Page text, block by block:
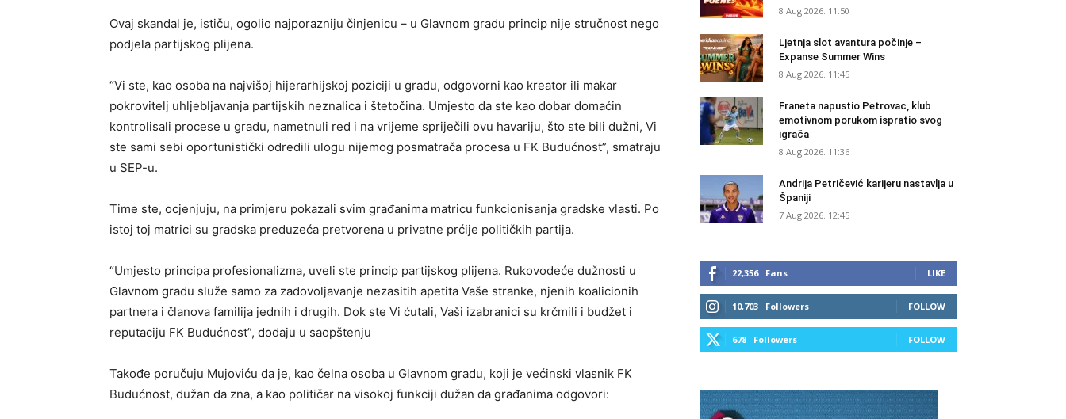
Ovaj skandal je, ističu, ogolio najporazniju činjenicu – u Glavnom gradu princip nije stručnost nego
podjela partijskog plijena.
“Vi ste, kao osoba na najvišoj hijerarhijskoj poziciji u gradu, odgovorni kao kreator ili makar
pokrovitelj uhljebljavanja partijskih neznalica i štetočina. Umjesto da ste kao dobar domaćin
kontrolisali procese u gradu, nametnuli red i na vrijeme spriječili ovu havariju, što ste bili dužni, Vi
ste sami sebi oportunistički odredili ulogu nijemog posmatrača procesa u FK Budućnost”, smatraju
u SEP-u.
Time ste, ocjenjuju, na primjeru pokazali svim građanima matricu funkcionisanja gradske vlasti. Po
istoj toj matrici su gradska preduzeća pretvorena u privatne prćije političkih partija.
“Umjesto principa profesionalizma, uveli ste princip partijskog plijena. Rukovodeće dužnosti u
Glavnom gradu služe samo za zadovoljavanje nezasitih apetita Vaše stranke, njenih koalicionih
partnera i članova familija jednih i drugih. Dok ste Vi ćutali, Vaši izabranici su krčmili i budžet i
reputaciju FK Budućnost”, dodaju u saopštenju
Takođe poručuju Mujoviću da je, kao čelna osoba u Glavnom gradu, koji je većinski vlasnik FK
Budućnost, dužan da zna, a kao političar na visokoj funkciji dužan da građanima odgovori:
8 Aug 2026. 11:50
Ljetnja slot avantura počinje –
Expanse Summer Wins
8 Aug 2026. 11:45
Franeta napustio Petrovac, klub
emotivnom porukom ispratio svog
igrača
8 Aug 2026. 11:36
Andrija Petričević karijeru nastavlja u
Španiji
7 Aug 2026. 12:45
22,356 Fans LIKE
10,703 Followers FOLLOW
678 Followers FOLLOW